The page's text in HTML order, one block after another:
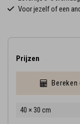
Voor jezelf of een
Prijzen
40 × 30 cm